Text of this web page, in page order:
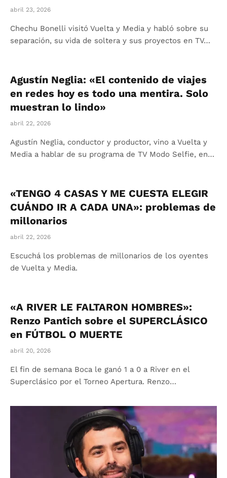
abril 23, 2026
Chechu Bonelli visitó Vuelta y Media y habló sobre su
separación, su vida de soltera y sus proyectos en TV…
Agustín Neglia: «El contenido de viajes
en redes hoy es todo una mentira. Solo
muestran lo lindo»
abril 22, 2026
Agustín Neglia, conductor y productor, vino a Vuelta y
Media a hablar de su programa de TV Modo Selfie, en…
«TENGO 4 CASAS Y ME CUESTA ELEGIR
CUÁNDO IR A CADA UNA»: problemas de
millonarios
abril 22, 2026
Escuchá los problemas de millonarios de los oyentes
de Vuelta y Media.
«A RIVER LE FALTARON HOMBRES»:
Renzo Pantich sobre el SUPERCLÁSICO
en FÚTBOL O MUERTE
abril 20, 2026
El fin de semana Boca le ganó 1 a 0 a River en el
Superclásico por el Torneo Apertura. Renzo…